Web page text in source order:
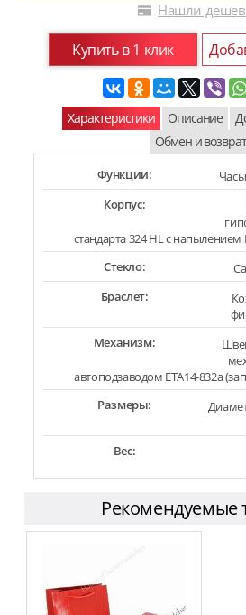
Нашли
Купить в 1 клик
Характеристики Описание
Обмен и возврат
Функции:
Корпус:
стандарта 324 HL с напылением
Стекло:
Браслет:
Механизм:
автоподзаводом ETA14-832a
Размеры:
Вес:
Рекомендуемые